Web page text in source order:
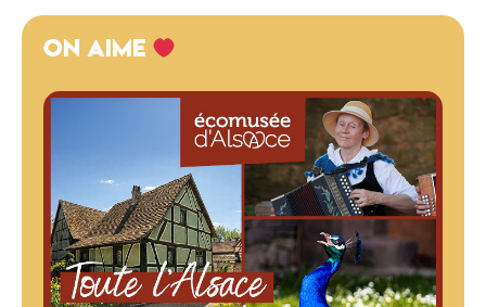
ON AIME